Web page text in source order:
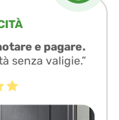
e pagare.
senza valigie.”